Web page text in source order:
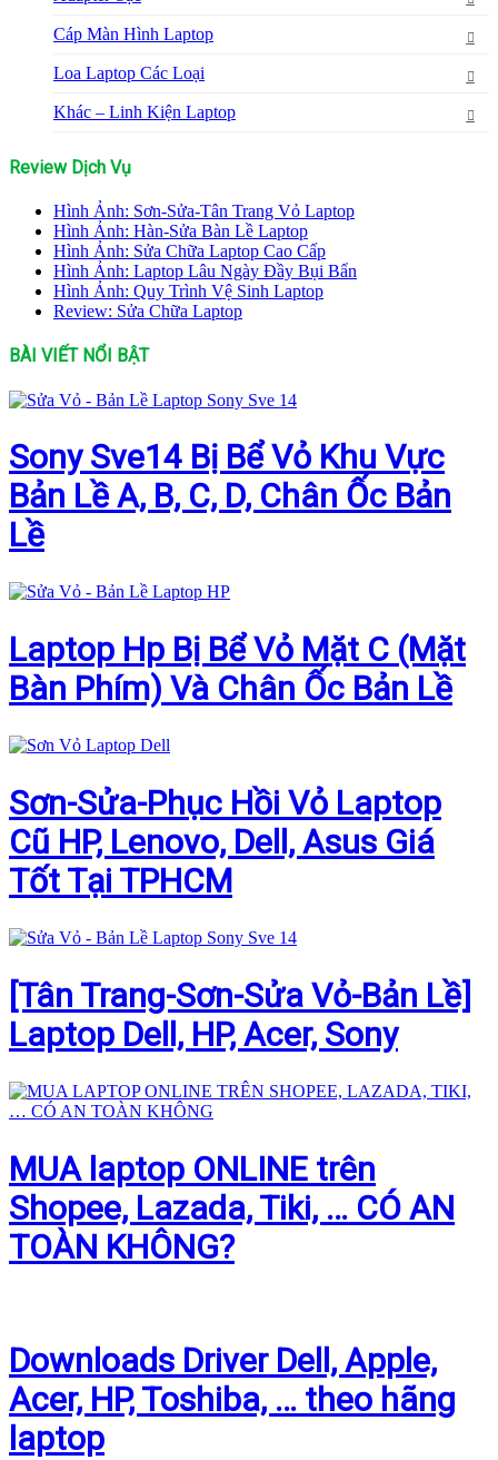
Cáp Màn Hình Laptop
Loa Laptop Các Loại
Khác – Linh Kiện Laptop
Review Dịch Vụ
Hình Ảnh: Sơn-Sửa-Tân Trang Vỏ Laptop
Hình Ảnh: Hàn-Sửa Bàn Lề Laptop
Hình Ảnh: Sửa Chữa Laptop Cao Cấp
Hình Ảnh: Laptop Lâu Ngày Đầy Bụi Bẩn
Hình Ảnh: Quy Trình Vệ Sinh Laptop
Review: Sửa Chữa Laptop
BÀI VIẾT NỔI BẬT
Sony Sve14 Bị Bể Vỏ Khu Vực
Bản Lề A, B, C, D, Chân Ốc Bản
Lề
Laptop Hp Bị Bể Vỏ Mặt C (Mặt
Bàn Phím) Và Chân Ốc Bản Lề
Sơn-Sửa-Phục Hồi Vỏ Laptop
Cũ HP, Lenovo, Dell, Asus Giá
Tốt Tại TPHCM
[Tân Trang-Sơn-Sửa Vỏ-Bản Lề]
Laptop Dell, HP, Acer, Sony
MUA laptop ONLINE trên
Shopee, Lazada, Tiki, … CÓ AN
TOÀN KHÔNG?
Downloads Driver Dell, Apple,
Acer, HP, Toshiba, … theo hãng
laptop